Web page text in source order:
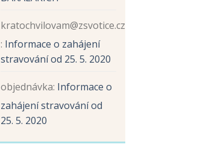
kratochvilovam@zsvotice.cz
: Informace o zahájení
stravování od 25. 5. 2020
objednávka: Informace o
zahájení stravování od
25. 5. 2020